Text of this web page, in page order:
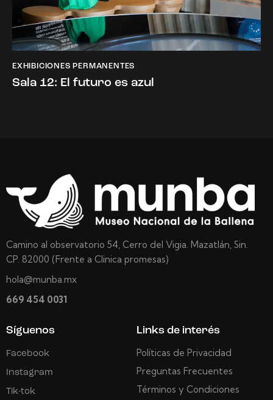
EXHIBICIONES PERMANENTES
Sala 12: El futuro es azul
Camino al observatorio 54, Cerro del Vigia. Mazatlán, Sin.
CP. 82000 (Frente a Clinica promesas)
hola@munba.mx
669 454 0031
Síguenos
Facebook
Instagram
Tik-tok
Links de interés
Políticas de Privacidad
Preguntas Frecuentes
Términos y Condiciones